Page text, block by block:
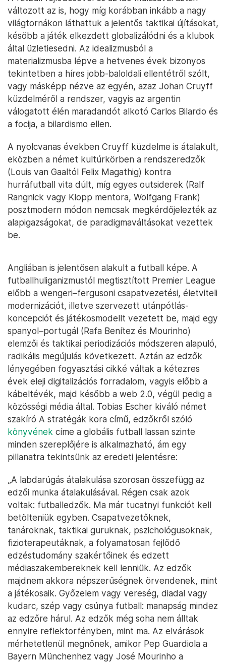
változott az is, hogy míg korábban inkább a nagy
világtornákon láthattuk a jelentős taktikai újításokat,
később a játék elkezdett globalizálódni és a klubok
által üzletiesedni. Az idealizmusból a
materializmusba lépve a hetvenes évek bizonyos
tekintetben a híres jobb-baloldali ellentétről szólt,
vagy másképp nézve az egyén, azaz Johan Cruyff
küzdelméről a rendszer, vagyis az argentin
válogatott élén maradandót alkotó Carlos Bilardo és
a focija, a bilardismo ellen.
A nyolcvanas években Cruyff küzdelme is átalakult,
eközben a német kultúrkörben a rendszeredzők
(Louis van Gaaltól Felix Magathig) kontra
hurráfutball vita dúlt, míg egyes outsiderek (Ralf
Rangnick vagy Klopp mentora, Wolfgang Frank)
posztmodern módon nemcsak megkérdőjelezték az
alapigazságokat, de paradigmaváltásokat vezettek
be.
Angliában is jelentősen alakult a futball képe. A
futballhuliganizmustól megtisztított Premier League
előbb a wengeri–fergusoni csapatvezetési, életviteli
modernizációt, illetve szervezett utánpótlás-
koncepciót és játékosmodellt vezetett be, majd egy
spanyol–portugál (Rafa Benítez és Mourinho)
elemzői és taktikai periodizációs módszeren alapuló,
radikális megújulás következett. Aztán az edzők
lényegében fogyasztási cikké váltak a kétezres
évek eleji digitalizációs forradalom, vagyis előbb a
kábeltévék, majd később a web 2.0, végül pedig a
közösségi média által. Tobias Escher kiváló német
szakíró A stratégák kora című, edzőkről szóló
könyvének címe a globális futball lassan szinte
minden szereplőjére is alkalmazható, ám egy
pillanatra tekintsünk az eredeti jelentésre:
„A labdarúgás átalakulása szorosan összefügg az
edzői munka átalakulásával. Régen csak azok
voltak: futballedzők. Ma már tucatnyi funkciót kell
betölteniük egyben. Csapatvezetőknek,
tanároknak, taktikai guruknak, pszichológusoknak,
fizioterapeutáknak, a folyamatosan fejlődő
edzéstudomány szakértőinek és edzett
médiaszakembereknek kell lenniük. Az edzők
majdnem akkora népszerűségnek örvendenek, mint
a játékosaik. Győzelem vagy vereség, diadal vagy
kudarc, szép vagy csúnya futball: manapság mindez
az edzőre hárul. Az edzők még soha nem álltak
ennyire reflektorfényben, mint ma. Az elvárások
mérhetetlenül megnőnek, amikor Pep Guardiola a
Bayern Münchenhez vagy José Mourinho a